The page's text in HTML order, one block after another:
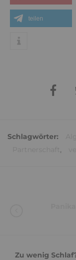
teilen
Schlagwörter:
Zu wenig